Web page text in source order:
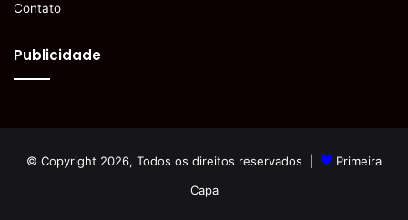
Contato
Publicidade
© Copyright 2026, Todos os direitos reservados |
Primeira
Capa